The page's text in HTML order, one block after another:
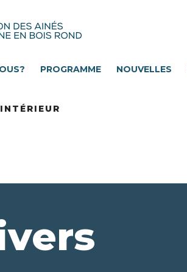
PROGRAMME NOUVELLES